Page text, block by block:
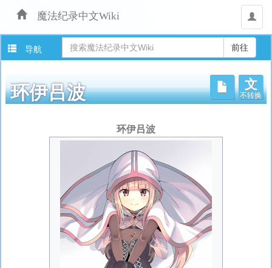
魔法纪录中文Wiki
用
户
导航
环伊吕波
文
不转换
环伊吕波